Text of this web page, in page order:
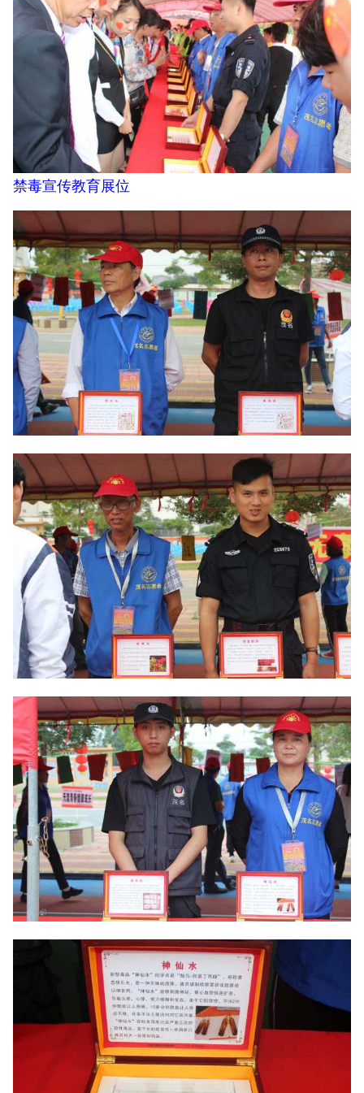
禁毒宣传教育展位